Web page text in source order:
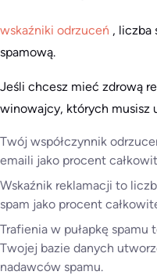
wskaźniki odrzuceń , liczba
spamową.
Jeśli chcesz mieć zdrową
winowajcy, których musisz
Twój współczynnik
emaili jako procent
Wskaźnik reklamacji to
spam jako procent
Trafienia w pułapkę
Twojej bazie danych
nadawców spamu.